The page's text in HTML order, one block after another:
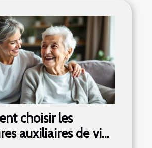
choisir les
auxiliaires de vie